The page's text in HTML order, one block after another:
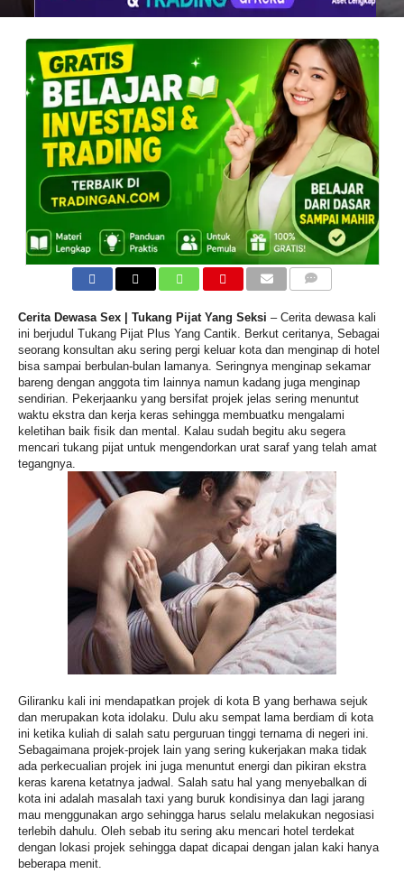
Cerita Dewasa Sex | Tukang Pijat Yang Seksi – Cerita dewasa kali
ini berjudul Tukang Pijat Plus Yang Cantik. Berkut ceritanya, Sebagai
seorang konsultan aku sering pergi keluar kota dan menginap di hotel
bisa sampai berbulan-bulan lamanya. Seringnya menginap sekamar
bareng dengan anggota tim lainnya namun kadang juga menginap
sendirian. Pekerjaanku yang bersifat projek jelas sering menuntut
waktu ekstra dan kerja keras sehingga membuatku mengalami
keletihan baik fisik dan mental. Kalau sudah begitu aku segera
mencari tukang pijat untuk mengendorkan urat saraf yang telah amat
tegangnya.
Giliranku kali ini mendapatkan projek di kota B yang berhawa sejuk
dan merupakan kota idolaku. Dulu aku sempat lama berdiam di kota
ini ketika kuliah di salah satu perguruan tinggi ternama di negeri ini.
Sebagaimana projek-projek lain yang sering kukerjakan maka tidak
ada perkecualian projek ini juga menuntut energi dan pikiran ekstra
keras karena ketatnya jadwal. Salah satu hal yang menyebalkan di
kota ini adalah masalah taxi yang buruk kondisinya dan lagi jarang
mau menggunakan argo sehingga harus selalu melakukan negosiasi
terlebih dahulu. Oleh sebab itu sering aku mencari hotel terdekat
dengan lokasi projek sehingga dapat dicapai dengan jalan kaki hanya
beberapa menit.